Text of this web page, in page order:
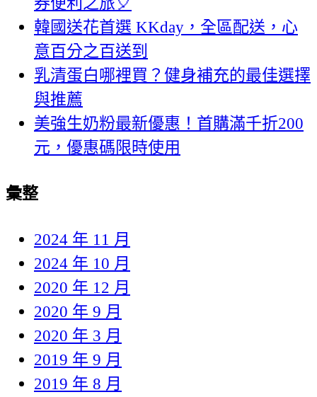
韓國送花首選 KKday，全區配送，心
意百分之百送到
乳清蛋白哪裡買？健身補充的最佳選擇
與推薦
美強生奶粉最新優惠！首購滿千折200
元，優惠碼限時使用
彙整
2024 年 11 月
2024 年 10 月
2020 年 12 月
2020 年 9 月
2020 年 3 月
2019 年 9 月
2019 年 8 月